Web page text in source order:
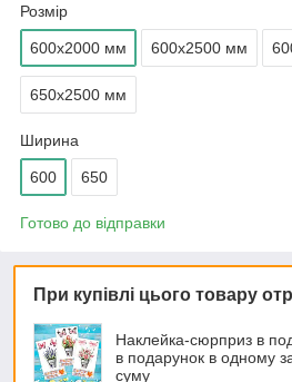
Розмір
600х2000 мм 600х2500 мм
650х2500 мм
Ширина
600 650
Готово до відправки
При купівлі цього товару
Наклейка-сюрприз в
в подарунок в одному
суму